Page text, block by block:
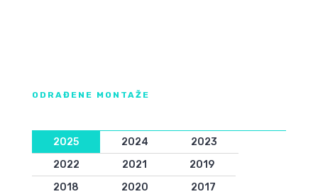
ODRAĐENE MONTAŽE
2025 2024
2023
2022
2021
2019
2018
2020 2017